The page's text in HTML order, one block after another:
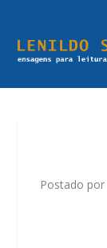
Postado por